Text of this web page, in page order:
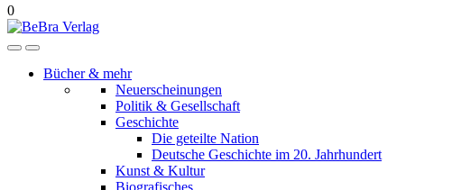
0
Bücher & mehr
Neuerscheinungen
Politik & Gesellschaft
Geschichte
Die geteilte Nation
Deutsche Geschichte im 20. Jahrhundert
Kunst & Kultur
Biografisches